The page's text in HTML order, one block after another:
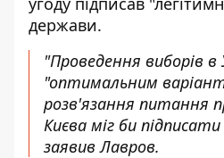
держави.
"Проведення виборів в
"оптимальним
розв'язання питання
Києва міг би
заявив Лавров.